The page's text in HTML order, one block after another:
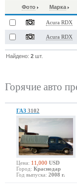
Фото Марка
Acura RDX
Acura RDX
Найдено:2 шт.
Горячие авто
ГАЗ 3102
Цена: 11,000 USD
Город: Краснодар
Год выпуска: 2008 г.